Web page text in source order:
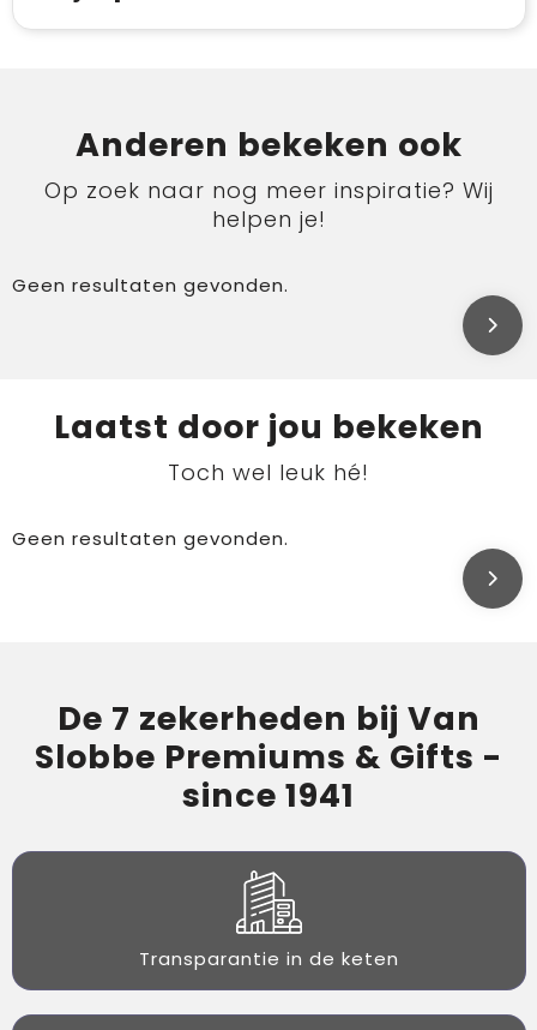
Anderen bekeken ook
Op zoek naar nog meer inspiratie? Wij
helpen je!
Geen resultaten gevonden.
Laatst door jou bekeken
Toch wel leuk hé!
Geen resultaten gevonden.
De 7 zekerheden bij Van
Slobbe Premiums & Gifts -
since 1941
Transparantie in de keten